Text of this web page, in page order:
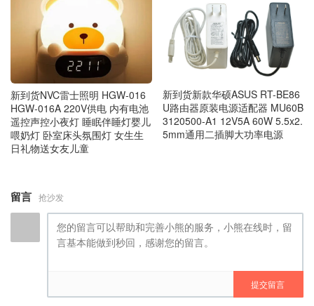
新到货NVC雷士照明 HGW‑016
HGW‑016A 220V供电 内有电池
遥控声控小夜灯 睡眠伴睡灯婴儿
喂奶灯 卧室床头氛围灯 女生生
日礼物送女友儿童
新到货新款华硕ASUS RT-BE86
U路由器原装电源适配器 MU60B
3120500-A1 12V5A 60W 5.5x2.
5mm通用二插脚大功率电源
留言 抢沙发
提交留言